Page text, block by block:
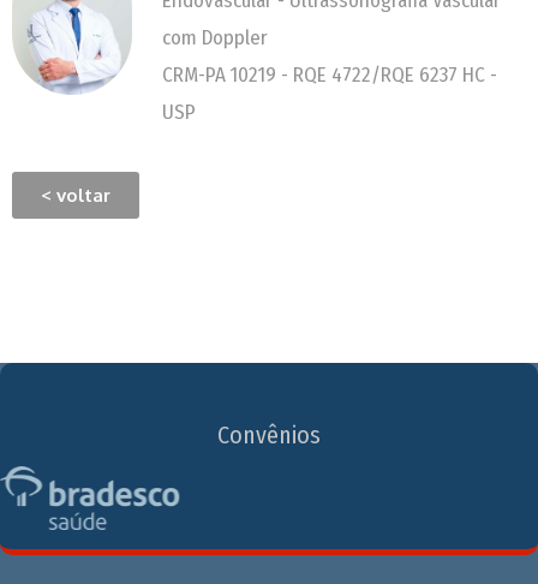
com Doppler
CRM-PA 10219 - RQE 4722/RQE 6237 HC -
USP
< voltar
Convênios